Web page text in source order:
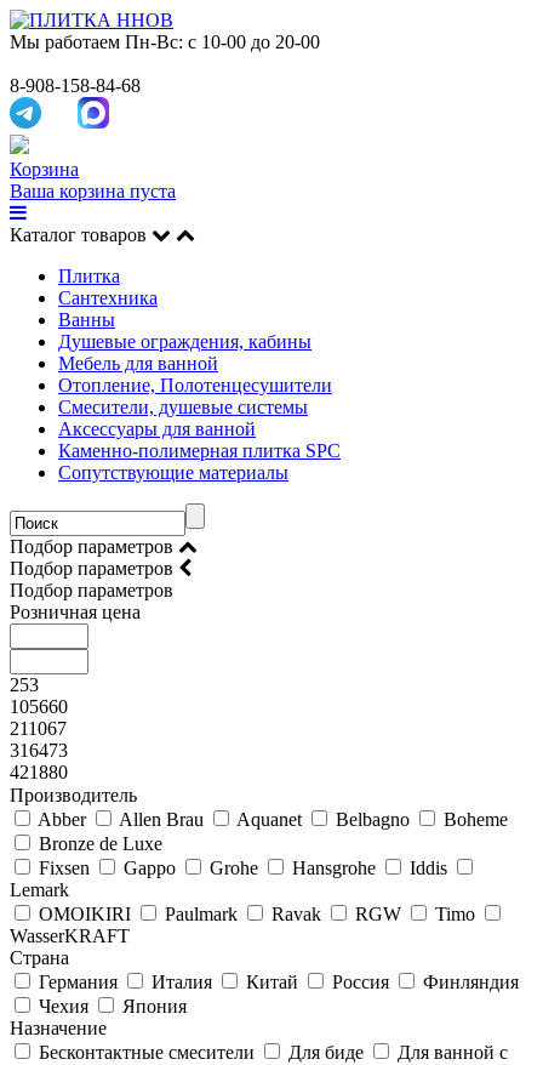
Мы работаем Пн-Вс: с 10-00 до 20-00
8-908-158-84-68
Корзина
Ваша корзина пуста
Каталог товаров
Плитка
Сантехника
Ванны
Душевые ограждения, кабины
Мебель для ванной
Отопление, Полотенцесушители
Смесители, душевые системы
Аксессуары для ванной
Каменно-полимерная плитка SPC
Сопутствующие материалы
Подбор параметров
Подбор параметров
Подбор параметров
Розничная цена
253
105660
211067
316473
421880
Производитель
Abber
Allen Brau Aquanet Belbagno
Boheme
Bronze de Luxe
Fixsen
Gappo Grohe Hansgrohe
Iddis
Lemark
OMOIKIRI
Paulmark Ravak RGW
Timo
WasserKRAFT
Страна
Германия
Италия Китай Россия
Финляндия
Чехия
Япония
Назначение
Бесконтактные смесители
Для биде
Для ванной с